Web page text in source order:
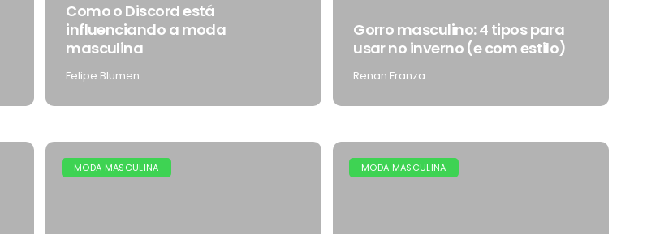
Como o Discord está
influenciando a moda
masculina
Felipe Blumen
Gorro masculino: 4 tipos para
usar no inverno (e com estilo)
Renan Franza
MODA MASCULINA MODA MASCULINA